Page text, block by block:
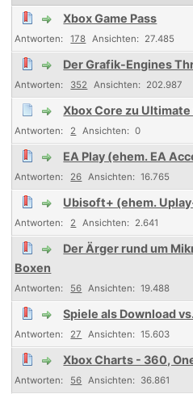
Xbox Game Pass
178 27.485
Der Grafik-Engines
352 202.987
Xbox Core zu
2 0
EA Play (ehem. EA
26 16.765
Ubisoft+ (ehem.
2 2.641
Der Ärger rund um
Boxen
56 19.488
Spiele als Download
27 15.603
Xbox Charts - 360,
56 36.861